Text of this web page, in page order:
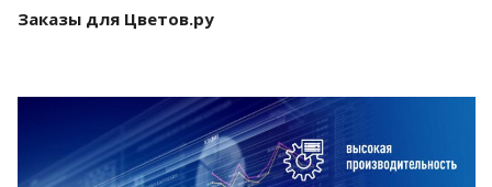
Заказы для Цветов.ру